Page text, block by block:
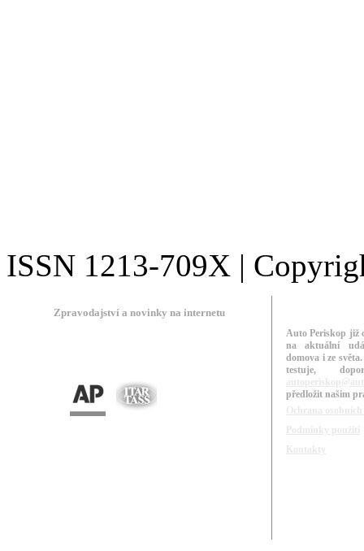
ISSN 1213-709X |
Zpravodajství a novinky na internetu
Auto Periskop již
na aktuální
domova i ze
testuje,
předložit našim